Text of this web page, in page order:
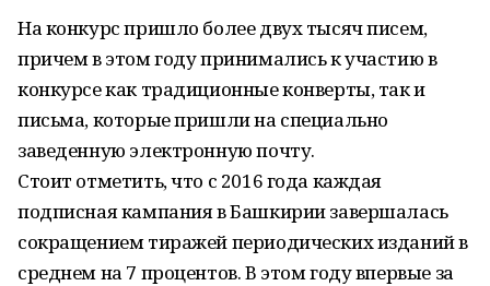
На конкурс пришло более двух тысяч писем,
причем в этом году принимались к участию в
конкурсе как традиционные конверты, так и
письма, которые пришли на специально
заведенную электронную почту.
Стоит отметить, что с 2016 года каждая
подписная кампания в Башкирии завершалась
сокращением тиражей периодических изданий в
среднем на 7 процентов. В этом году впервые за